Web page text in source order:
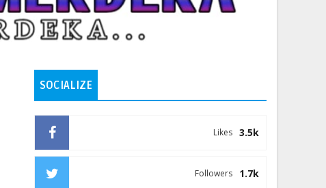
SOCIALIZE
3.5k
Likes
1.7k
Followers